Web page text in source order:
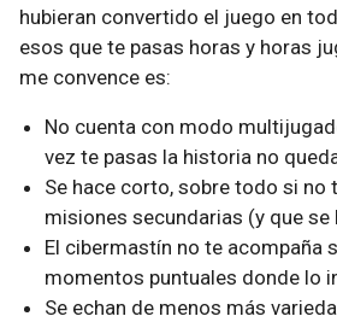
hubieran convertido el juego en
esos que te pasas horas y horas
me convence es:
No cuenta con modo
vez te pasas la historia no
Se hace corto, sobre todo si no
misiones secundarias (y que se
El cibermastín no te acompaña
momentos puntuales donde lo
Se echan de menos más